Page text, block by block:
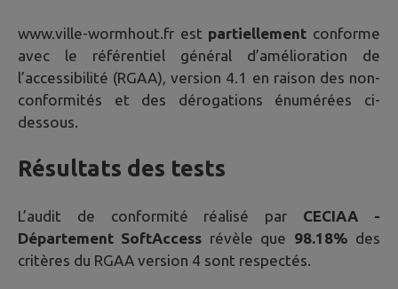
www.ville-wormhout.fr est partiellement conforme
avec le référentiel général d’amélioration de
l’accessibilité (RGAA), version 4.1 en raison des non-
conformités et des dérogations énumérées ci-
dessous.
Résultats des tests
L’audit de conformité réalisé par CECIAA -
Département SoftAccess révèle que 98.18% des
critères du RGAA version 4 sont respectés.